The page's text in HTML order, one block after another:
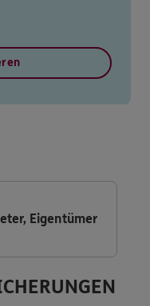
Eigentümer